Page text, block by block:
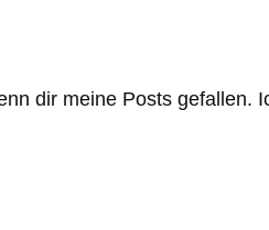
dir meine Posts gefallen.